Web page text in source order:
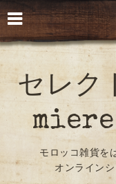
セレク
miere
モロッコ雑貨を
オンライン